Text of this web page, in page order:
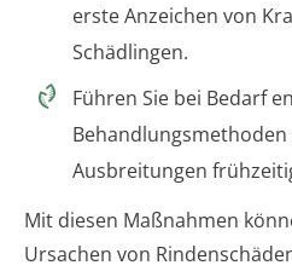
erste Anzeichen von
Schädlingen.
Führen Sie bei Bedarf
Ausbreitungen
Mit diesen Maßnahmen
Ursachen von